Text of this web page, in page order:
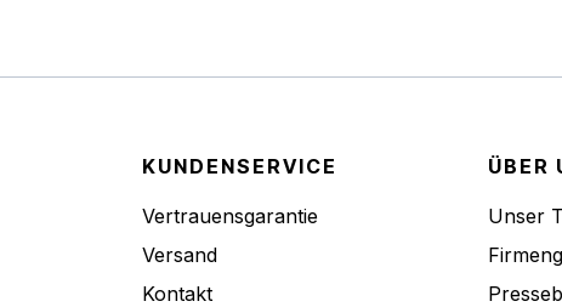
KUNDENSERVICE
Vertrauensgarantie
Versand
Kontakt
ÜBER
Unser